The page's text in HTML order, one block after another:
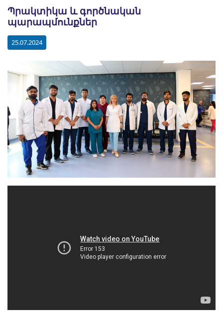
Պրակտիկա և գործնական
պարապմունքներ
25.07.2024